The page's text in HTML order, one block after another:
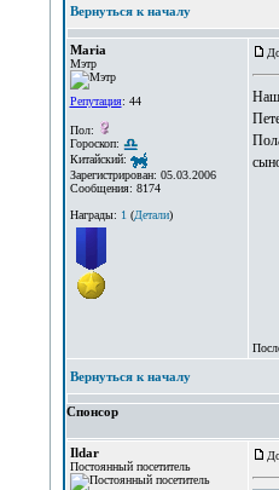
Вернуться к началу
Maria
Мэтр
Репутация: 44
Пол:
Гороскоп:
Китайский:
Зарегистрирован: 05.03.2006
Сообщения: 8174
Награды: 1(Детали)
Вернуться к началу
Спонсор
Ildar
Постоянный посетитель